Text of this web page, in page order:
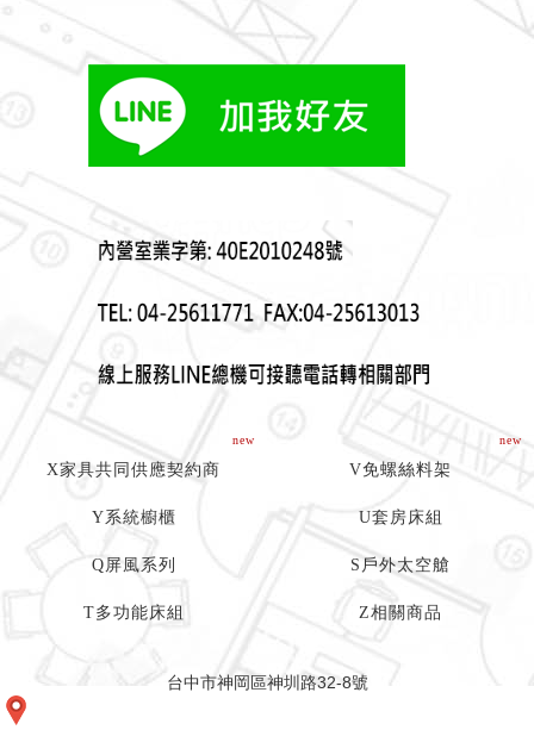
new
X家具共同供應契約商
new
V免螺絲料架
Y系統櫥櫃 U套房床組
Q屏風系列 S戶外太空艙
T多功能床組 Z相關商品
台中市神岡區神圳路32-8號